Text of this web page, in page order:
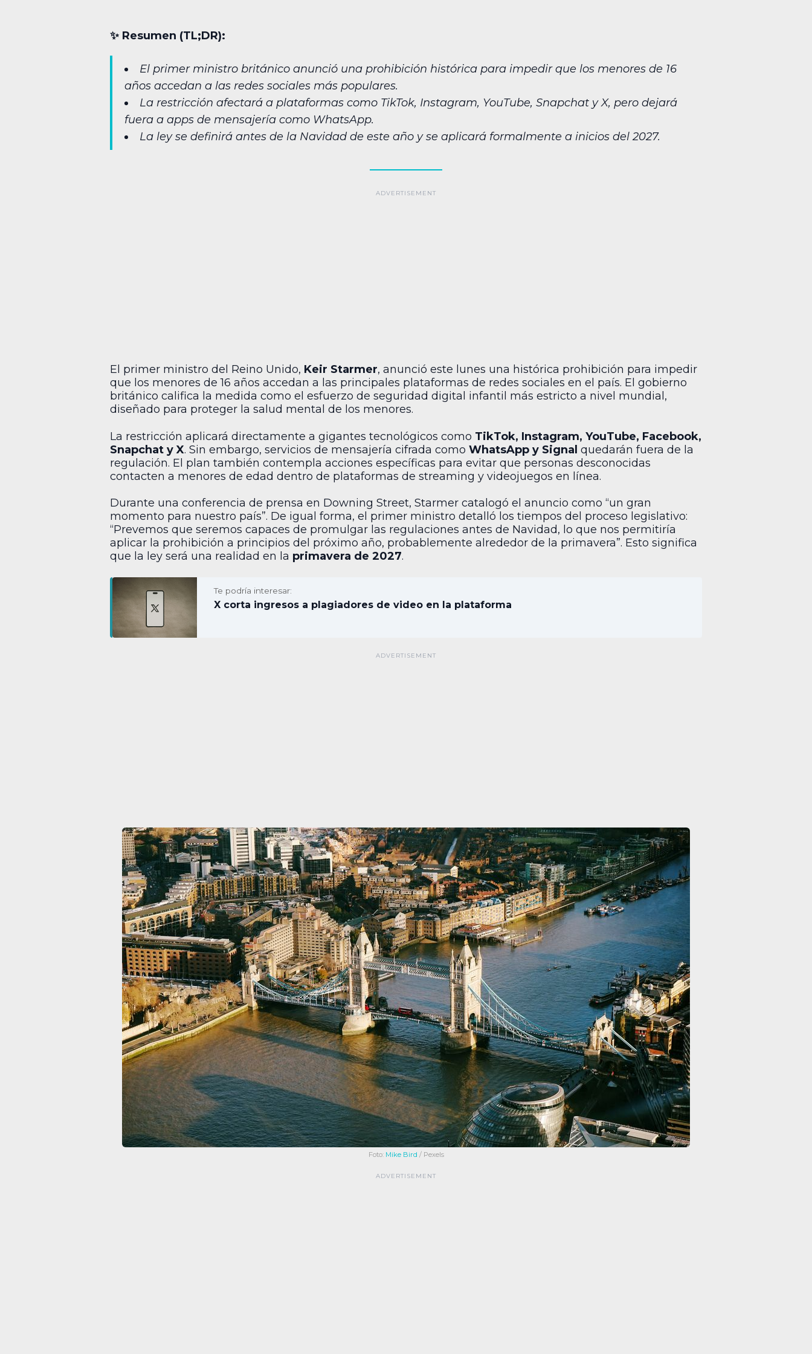
✨︎ Resumen (TL;DR):
El primer ministro británico anunció una prohibición histórica para impedir que los menores de 16
años accedan a las redes sociales más populares.
La restricción afectará a plataformas como TikTok, Instagram, YouTube, Snapchat y X, pero dejará
fuera a apps de mensajería como WhatsApp.
La ley se definirá antes de la Navidad de este año y se aplicará formalmente a inicios del 2027.
El primer ministro del Reino Unido, Keir Starmer, anunció este lunes una histórica prohibición para impedir
que los menores de 16 años accedan a las principales plataformas de redes sociales en el país. El gobierno
británico califica la medida como el esfuerzo de seguridad digital infantil más estricto a nivel mundial,
diseñado para proteger la salud mental de los menores.
La restricción aplicará directamente a gigantes tecnológicos como TikTok, Instagram, YouTube, Facebook,
Snapchat y X. Sin embargo, servicios de mensajería cifrada como WhatsApp y Signal quedarán fuera de la
regulación. El plan también contempla acciones específicas para evitar que personas desconocidas
contacten a menores de edad dentro de plataformas de streaming y videojuegos en línea.
Durante una conferencia de prensa en Downing Street, Starmer catalogó el anuncio como “un gran
momento para nuestro país”. De igual forma, el primer ministro detalló los tiempos del proceso legislativo:
“Prevemos que seremos capaces de promulgar las regulaciones antes de Navidad, lo que nos permitiría
aplicar la prohibición a principios del próximo año, probablemente alrededor de la primavera”. Esto significa
que la ley será una realidad en la primavera de 2027.
Te podría interesar:
X corta ingresos a plagiadores de video en la plataforma
Foto: Mike Bird / Pexels